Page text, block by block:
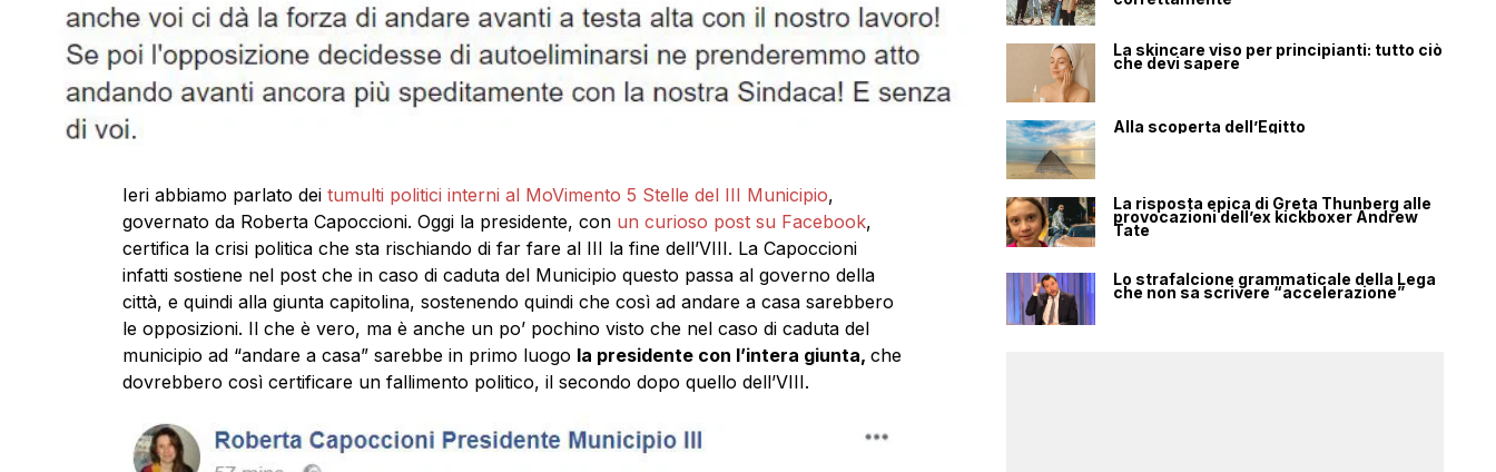
Ieri abbiamo parlato dei tumulti politici interni al MoVimento 5 Stelle del III Municipio,
governato da Roberta Capoccioni. Oggi la presidente, con un curioso post su Facebook,
certifica la crisi politica che sta rischiando di far fare al III la fine dell’VIII. La Capoccioni
infatti sostiene nel post che in caso di caduta del Municipio questo passa al governo della
città, e quindi alla giunta capitolina, sostenendo quindi che così ad andare a casa sarebbero
le opposizioni. Il che è vero, ma è anche un po’ pochino visto che nel caso di caduta del
municipio ad “andare a casa” sarebbe in primo luogo la presidente con l’intera giunta, che
dovrebbero così certificare un fallimento politico, il secondo dopo quello dell’VIII.
La skincare viso per principianti: tutto ciò
che devi sapere
Alla scoperta dell’Egitto
La risposta epica di Greta Thunberg alle
provocazioni dell’ex kickboxer Andrew
Tate
Lo strafalcione grammaticale della Lega
che non sa scrivere “accelerazione”